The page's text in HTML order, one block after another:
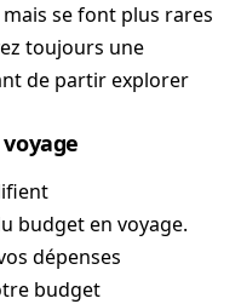
se font plus rares
toujours une
de partir explorer
budget en voyage.
dépenses
budget